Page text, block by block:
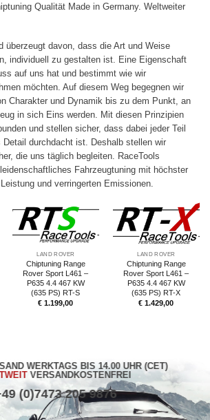
Qualität Made in Germany. Weltweiter
überzeugt davon, dass die Art und Weise
individuell zu gestalten ist. Eine Eigenschaft
auf uns hat und bestimmt wie wir
möchten. Auf diesem Weg begegnen wir
Charakter und Dynamik bis zu dem Punkt, an
in sich Eins werden. Mit diesen Prinzipien
und stellen sicher, dass dabei jeder Teil
durchdacht ist. Deshalb stellen wir
die uns täglich begleiten. RaceTools
Fahrzeugtuning mit höchster
und verringerten Emissionen.
LAND ROVER
Chiptuning Range
Rover Sport L461 –
P635 4.4 467 KW
(635 PS) RT-S
€ 1.199,00
LAND ROVER
Chiptuning Range
Rover Sport L461 –
P635 4.4 467 KW
(635 PS) RT-X
€ 1.429,00
WERKTAGS BIS 14.00 UHR (CET)
VERSANDKOSTENFREI
(0)7473 205 9876